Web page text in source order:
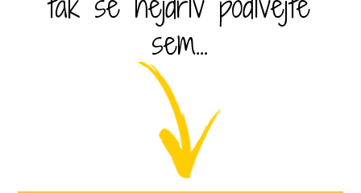
sem...